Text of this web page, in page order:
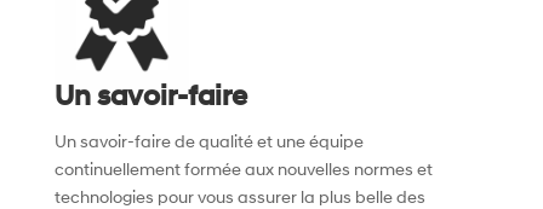
Un savoir-faire
Un savoir-faire de qualité et une équipe
continuellement formée aux nouvelles normes et
technologies pour vous assurer la plus belle des